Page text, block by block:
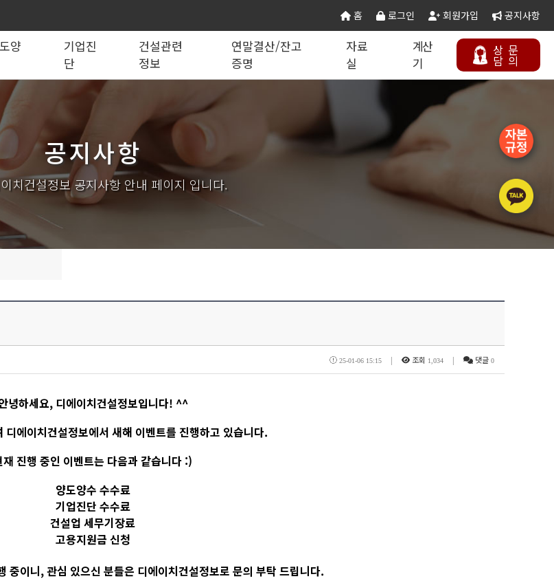
홈 로그인 회원가입 공지사항
양
기업진
단
건설관련
정보
연말결산/잔고
증명
자료
실
계산
기
상
담
문
의
사업영역 조직도 오시는 길
축공사업
재·시설물공사업
해체·비계공사업
도공사업
유지관리업(폐지)
난방공사업
전기공사업
정보통신공사업
소방시설공사업
대지조성사업자
나무병원
상담하기
양수 리스트 양도양수 절차
기업 진단
기재사항변경 시공능력평가 기업분할·합병 건설컬럼
연말결산/잔고증명
건설업등록서식 건축법시행규칙 별지서식 건설공무서식
본금 계산기 세무 계산기
공지사항
치건설정보 공지사항 안내 페이지 입니다.
25-01-06 15:15 | 조회 1,034 | 댓글 0
녕하세요, 디에이치건설정보입니다! ^^
디에이치건설정보에서 새해 이벤트를 진행하고 있습니다.
재 진행 중인 이벤트는 다음과 같습니다 :)
양도양수 수수료
기업진단 수수료
건설업 세무기장료
고용지원금 신청
중이니, 관심 있으신 분들은 디에이치건설정보로 문의 부탁 드립니다.